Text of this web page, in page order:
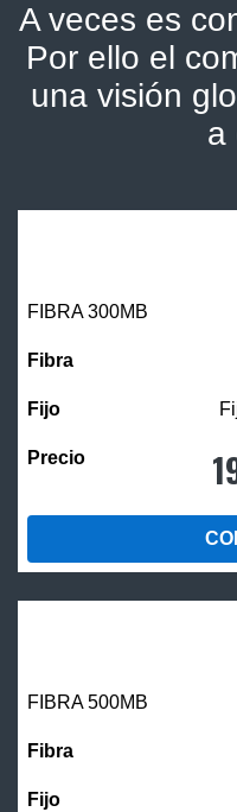
A veces es
Por ello el
una visión
a
FIBRA 300MB
FIBRA500MB